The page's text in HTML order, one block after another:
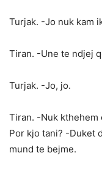
Turjak. -Jo nuk kam
Tiran. -Une te ndjej
Turjak. -Jo, jo.
Tiran. -Nuk kthehem
Por kjo tani? -Duket
mund te bejme.